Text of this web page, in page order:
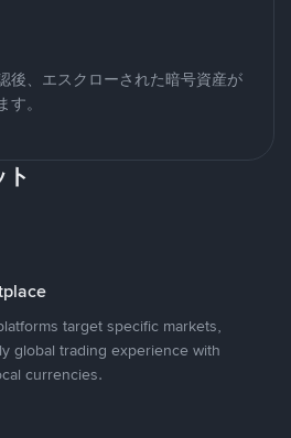
後、エスクローされた暗号資産が
。
target specific markets,
global trading experience with
currencies.